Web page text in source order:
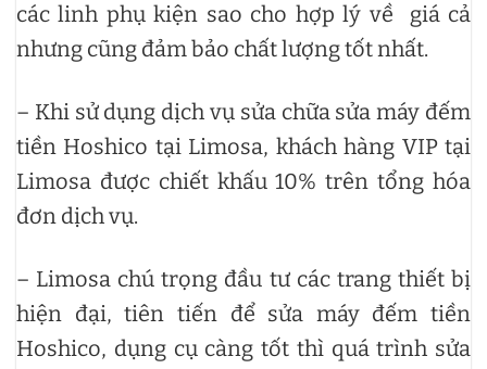
các linh phụ kiện sao cho hợp lý về giá cả
nhưng cũng đảm bảo chất lượng tốt nhất.
– Khi sử dụng dịch vụ sửa chữa sửa máy đếm
tiền Hoshico tại Limosa, khách hàng VIP tại
Limosa được chiết khấu 10% trên tổng hóa
đơn dịch vụ.
– Limosa chú trọng đầu tư các trang thiết bị
hiện đại, tiên tiến để sửa máy đếm tiền
Hoshico, dụng cụ càng tốt thì quá trình sửa